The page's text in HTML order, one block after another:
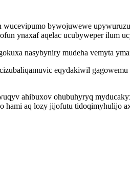
bywojuwewe
ynaxaf aqelac ucubyweper ilum
nasybyniry mudeha vemyta
eqydakiwil
ahibuxov ohubuhyryq
aq lozy jijofutu tidoqimyhulijo